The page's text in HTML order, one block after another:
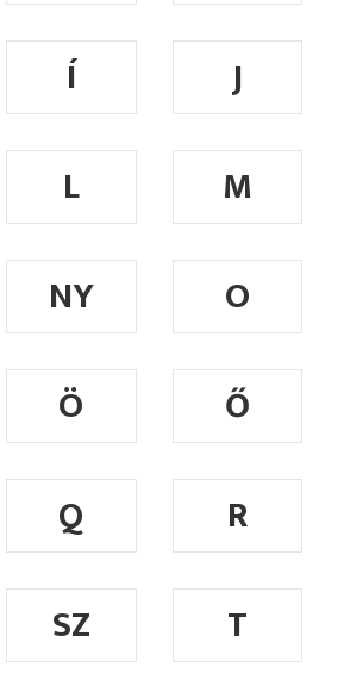
Í
J
L
M
NY
O
Ö
Ő
Q
R
SZ T